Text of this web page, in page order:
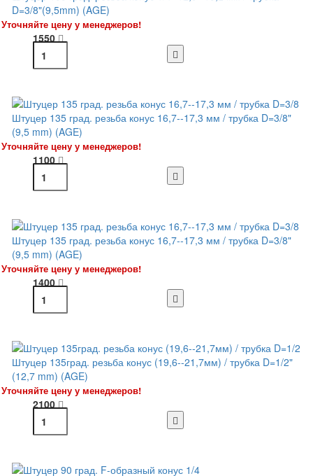
D=3/8"(9,5mm) (AGE)
Уточняйте цену у менеджеров!
1550
Штуцер 135 град. резьба конус 16,7--17,3 мм / трубка D=3/8"
(9,5 mm) (AGE)
Уточняйте цену у менеджеров!
1100
Штуцер 135 град. резьба конус 16,7--17,3 мм / трубка D=3/8"
(9,5 mm) (AGE)
Уточняйте цену у менеджеров!
1400
Штуцер 135град. резьба конус (19,6--21,7мм) / трубка D=1/2"
(12,7 mm) (AGE)
Уточняйте цену у менеджеров!
2100